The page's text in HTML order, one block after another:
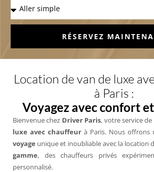
RÉSERVEZ
Location de van de luxe
à Paris :
Voyagez avec confort
Bienvenue chez Driver Paris, votre service de
luxe avec chauffeur à Paris. Nous offrons
voyage unique et inoubliable avec la location
gamme, des chauffeurs privés
personnalisé.